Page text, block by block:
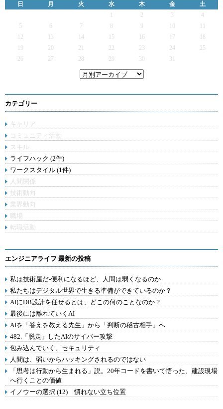
日 月 火 水 木 金
土
2 3
4
5
6 7 9
12
13 14 15 16 17
19
20 21 22 23 24
25
26
27 28 29 30 31
カテゴリー
キャリア
コミュニティ活動
スキル
ライフハック (2件)
ワークスタイル (1件)
人間関係
技術動向
業界動向
職場
転職活動
エンジニアライフ 最新の投稿
私は技術屋だ-便利になるほど、人間は弱くなるのか
私たちはデジタル世界で生きる準備ができているのか？
AIにDB設計を任せるとは、どこの何のことなのか？
最後には離れていくAI
AIを「答えを教える先生」から「判断の稽古相手」へ
482.「脱走」したAIのサイバー攻撃
包み込んでいく、セキュリティ
人間は、弱いからハッキングされるのではない
「思考は行動から生まれる」説。20年コードを書いて悟った、建設現場
へ行くことの価値
イノウーの選択 (12) 慣れない立ち位置